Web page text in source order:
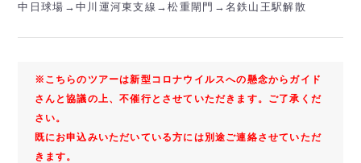
中日球場→中川運河東支線→松重閘門→名鉄山王駅解散
※こちらのツアーは新型コロナウイルスへの懸念からガイド
さんと協議の上、不催行とさせていただきます。ご了承くだ
さい。
既にお申込みいただいている方には別途ご連絡させていただ
きます。